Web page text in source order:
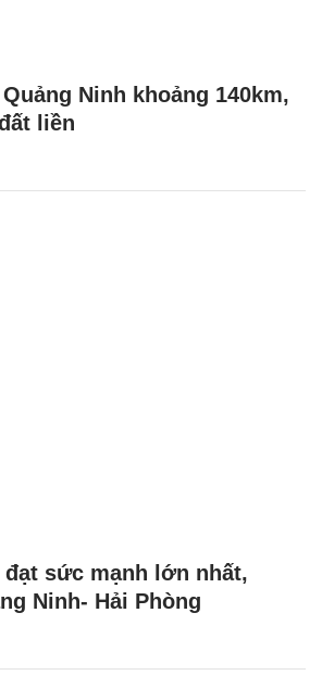
Ninh khoảng 140km,
liền
đạt sức mạnh lớn nhất,
Ninh- Hải Phòng